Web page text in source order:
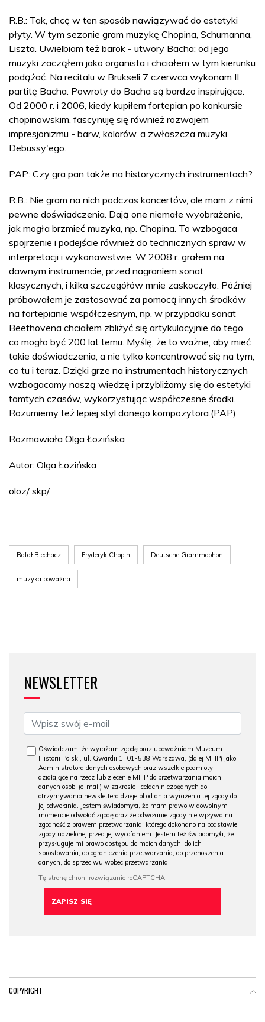
R.B.: Tak, chcę w ten sposób nawiązywać do estetyki
płyty. W tym sezonie gram muzykę Chopina, Schumanna,
Liszta. Uwielbiam też barok - utwory Bacha; od jego
muzyki zacząłem jako organista i chciałem w tym kierunku
podążać. Na recitalu w Brukseli 7 czerwca wykonam II
partitę Bacha. Powroty do Bacha są bardzo inspirujące.
Od 2000 r. i 2006, kiedy kupiłem fortepian po konkursie
chopinowskim, fascynuję się również rozwojem
impresjonizmu - barw, kolorów, a zwłaszcza muzyki
Debussy'ego.
PAP: Czy gra pan także na historycznych instrumentach?
R.B.: Nie gram na nich podczas koncertów, ale mam z nimi
pewne doświadczenia. Dają one niemałe wyobrażenie,
jak mogła brzmieć muzyka, np. Chopina. To wzbogaca
spojrzenie i podejście również do technicznych spraw w
interpretacji i wykonawstwie. W 2008 r. grałem na
dawnym instrumencie, przed nagraniem sonat
klasycznych, i kilka szczegółów mnie zaskoczyło. Później
próbowałem je zastosować za pomocą innych środków
na fortepianie współczesnym, np. w przypadku sonat
Beethovena chciałem zbliżyć się artykulacyjnie do tego,
co mogło być 200 lat temu. Myślę, że to ważne, aby mieć
takie doświadczenia, a nie tylko koncentrować się na tym,
co tu i teraz. Dzięki grze na instrumentach historycznych
wzbogacamy naszą wiedzę i przybliżamy się do estetyki
tamtych czasów, wykorzystując współczesne środki.
Rozumiemy też lepiej styl danego kompozytora.(PAP)
Rozmawiała Olga Łozińska
Autor: Olga Łozińska
oloz/ skp/
Rafał Blechacz Fryderyk Chopin Deutsche Grammophon
muzyka poważna
NEWSLETTER
Oświadczam, że wyrażam zgodę oraz upoważniam Muzeum
Historii Polski, ul. Gwardii 1, 01-538 Warszawa, (dalej MHP) jako
Administratora danych osobowych oraz wszelkie podmioty
działające na rzecz lub zlecenie MHP do przetwarzania moich
danych osob. (e-mail) w zakresie i celach niezbędnych do
otrzymywania newslettera dzieje.pl od dnia wyrażenia tej zgody do
jej odwołania. Jestem świadomy/a, że mam prawo w dowolnym
momencie odwołać zgodę oraz że odwołanie zgody nie wpływa na
zgodność z prawem przetwarzania, którego dokonano na podstawie
zgody udzielonej przed jej wycofaniem. Jestem też świadomy/a, że
przysługuje mi prawo dostępu do moich danych, do ich
sprostowania, do ograniczenia przetwarzania, do przenoszenia
danych, do sprzeciwu wobec przetwarzania.
COPYRIGHT